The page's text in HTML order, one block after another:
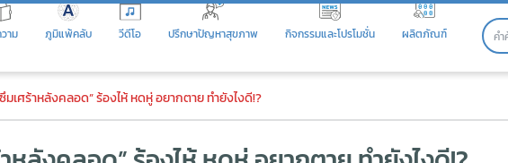
าม ภูมิแพ้คลับ วีดีโอ ปรึกษาปัญหาสุขภาพ กิจกรรมและโปรโมชั่น ผลิตภัณฑ์
ลอด” ร้องไห้ หดหู่ อยากตาย ทำยังไงดี!?
มเศร้าหลังคลอด” ร้องไห้ หดหู่ อยากตาย ทำยังไงดี!?